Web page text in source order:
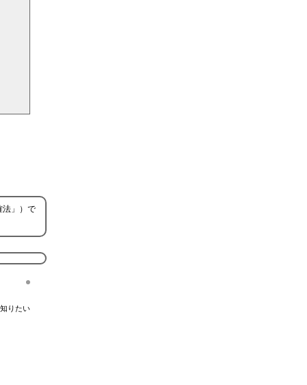
法」）で
りたい